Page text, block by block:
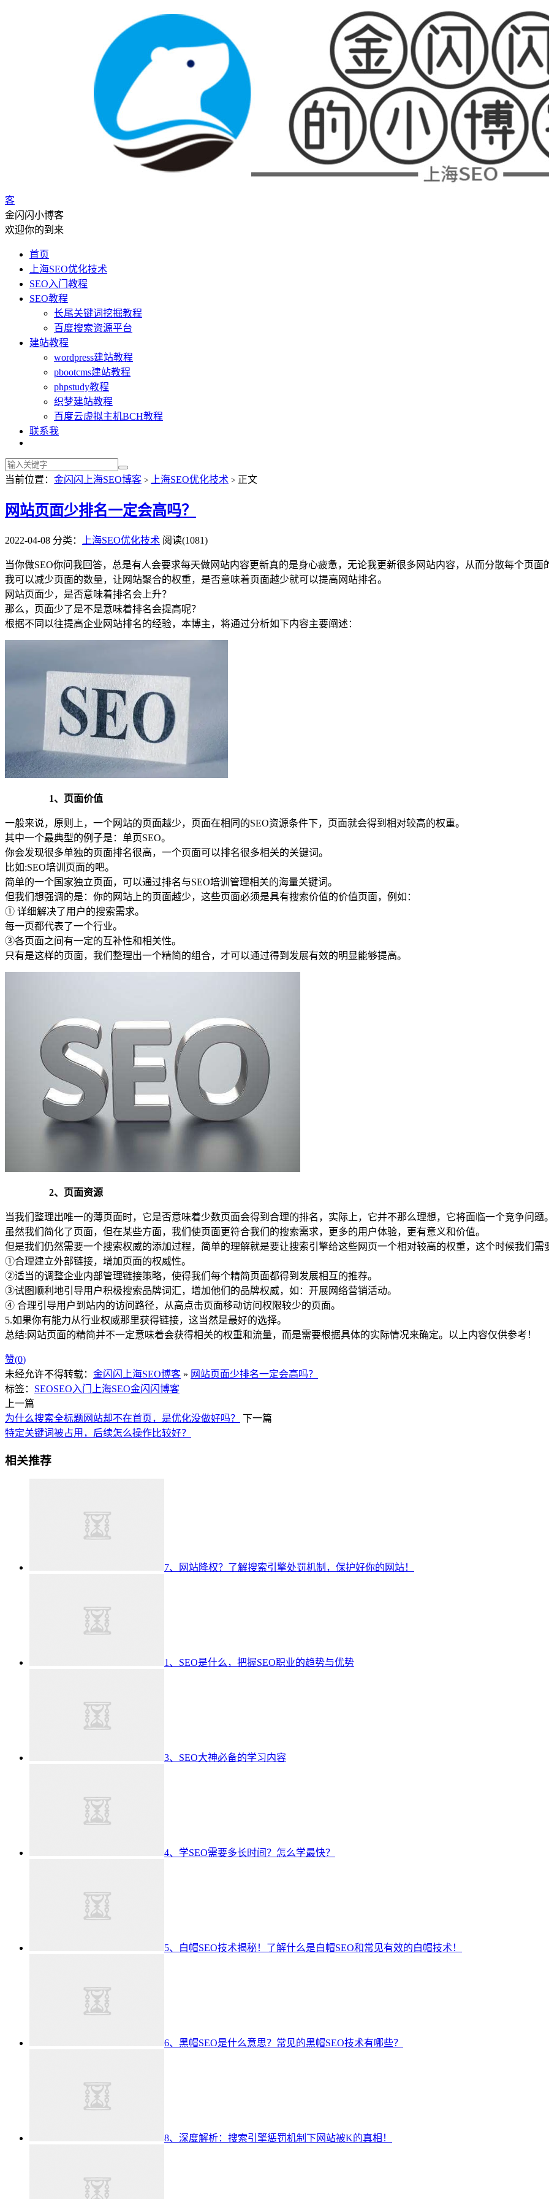
客
金闪闪小博客
欢迎你的到来
首页
上海SEO优化技术
SEO入门教程
SEO教程
长尾关键词挖掘教程
百度搜索资源平台
建站教程
wordpress建站教程
pbootcms建站教程
phpstudy教程
织梦建站教程
百度云虚拟主机BCH教程
联系我
当前位置： 金闪闪上海SEO博客 > 上海SEO优化技术 > 正文
网站页面少排名一定会高吗？
2022-04-08 分类： 上海SEO优化技术 阅读(1081)
当你做SEO你问我回答，总是有人会要求每天做网站内容更新真的是身心疲惫，无论我更新很多网站内容，从而分散每个页面
我可以减少页面的数量，让网站聚合的权重，是否意味着页面越少就可以提高网站排名。
网站页面少，是否意味着排名会上升？
那么，页面少了是不是意味着排名会提高呢？
根据不同以往提高企业网站排名的经验，本博主，将通过分析如下内容主要阐述：
1、页面价值
一般来说，原则上，一个网站的页面越少，页面在相同的SEO资源条件下，页面就会得到相对较高的权重。
其中一个最典型的例子是：单页SEO。
你会发现很多单独的页面排名很高，一个页面可以排名很多相关的关键词。
比如:SEO培训页面的吧。
简单的一个国家独立页面，可以通过排名与SEO培训管理相关的海量关键词。
但我们想强调的是：你的网站上的页面越少，这些页面必须是具有搜索价值的价值页面，例如：
① 详细解决了用户的搜索需求。
每一页都代表了一个行业。
③各页面之间有一定的互补性和相关性。
只有是这样的页面，我们整理出一个精简的组合，才可以通过得到发展有效的明显能够提高。
2、页面资源
当我们整理出唯一的薄页面时，它是否意味着少数页面会得到合理的排名，实际上，它并不那么理想，它将面临一个竞争问题
虽然我们简化了页面，但在某些方面，我们使页面更符合我们的搜索需求，更多的用户体验，更有意义和价值。
但是我们仍然需要一个搜索权威的添加过程，简单的理解就是要让搜索引擎给这些网页一个相对较高的权重，这个时候我们需
①合理建立外部链接，增加页面的权威性。
②适当的调整企业内部管理链接策略，使得我们每个精简页面都得到发展相互的推荐。
③试图顺利地引导用户积极搜索品牌词汇，增加他们的品牌权威，如：开展网络营销活动。
④ 合理引导用户到站内的访问路径，从高点击页面移动访问权限较少的页面。
5.如果你有能力从行业权威那里获得链接，这当然是最好的选择。
总结:网站页面的精简并不一定意味着会获得相关的权重和流量，而是需要根据具体的实际情况来确定。以上内容仅供参考！
赞(0)
未经允许不得转载： 金闪闪上海SEO博客 » 网站页面少排名一定会高吗？
标签： SEOSEO入门 上海SEO金闪闪博客
上一篇
为什么搜索全标题网站却不在首页，是优化没做好吗？
下一篇
特定关键词被占用，后续怎么操作比较好？
相关推荐
7、网站降权？了解搜索引擎处罚机制，保护好你的网站！
1、SEO是什么，把握SEO职业的趋势与优势
3、SEO大神必备的学习内容
4、学SEO需要多长时间？怎么学最快？
5、白帽SEO技术揭秘！了解什么是白帽SEO和常见有效的白帽技术！
6、黑帽SEO是什么意思？常见的黑帽SEO技术有哪些？
8、深度解析：搜索引擎惩罚机制下网站被K的真相！